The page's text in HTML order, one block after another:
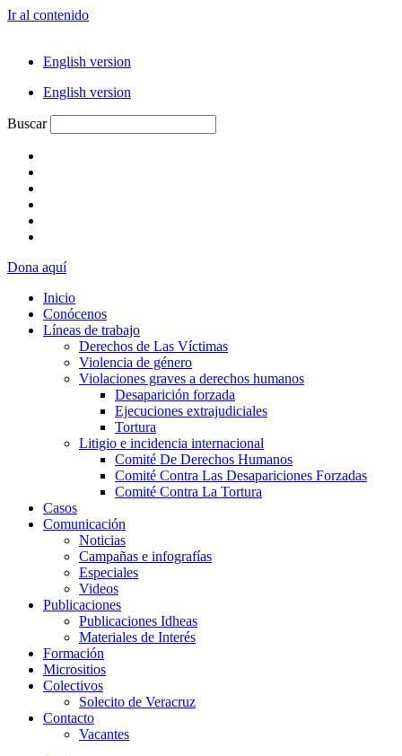
Ir al contenido
English version
English version
Buscar
Dona aquí
Inicio
Conócenos
Líneas de trabajo
Derechos de Las Víctimas
Violencia de género
Violaciones graves a derechos humanos
Desaparición forzada​
Ejecuciones extrajudiciales
Tortura
Litigio e incidencia internacional
Comité De Derechos Humanos​
Comité Contra Las Desapariciones Forzadas
Comité Contra La Tortura​
Casos
Comunicación
Noticias
Campañas e infografías
Especiales
Videos
Publicaciones
Publicaciones Idheas
Materiales de Interés
Formación
Micrositios
Colectivos
Solecito de Veracruz
Contacto
Vacantes